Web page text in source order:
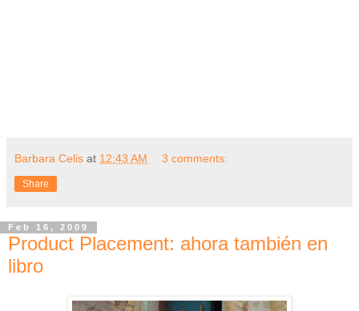
Barbara Celis at 12:43 AM 3 comments:
Share
Feb 16, 2009
Product Placement: ahora también en
libro